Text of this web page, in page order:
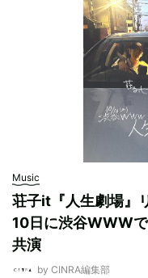
Music
荘子it『人生劇場』
10日に渋谷WWW
共演
by CINRA編集部